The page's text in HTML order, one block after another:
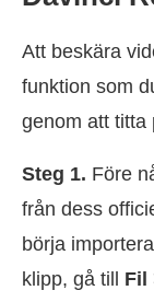
Att beskära
funktion som
genom att titta
Steg 1. Före
från dess
börja
klipp, gå till Fil